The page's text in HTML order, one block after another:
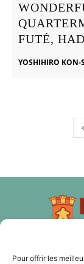
Pour offrir les
FUTÉ,
YOSHIHIRO KON-